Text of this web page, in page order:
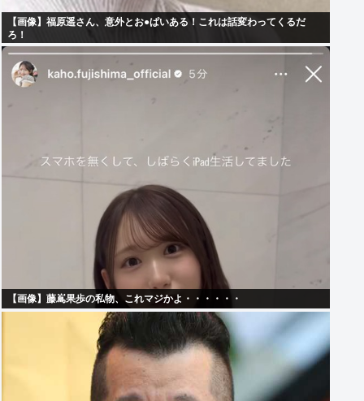
【画像】福原遥さん、意外とお●ぱいある！これは話変わってくるだ
ろ！
【画像】藤嶌果歩の私物、これマジかよ・・・・・・